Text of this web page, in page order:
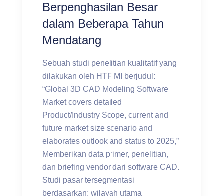
Berpenghasilan Besar
dalam Beberapa Tahun
Mendatang
Sebuah studi penelitian kualitatif yang
dilakukan oleh HTF MI berjudul:
“Global 3D CAD Modeling Software
Market covers detailed
Product/Industry Scope, current and
future market size scenario and
elaborates outlook and status to 2025,”
Memberikan data primer, penelitian,
dan briefing vendor dari software CAD.
Studi pasar tersegmentasi
berdasarkan: wilayah utama